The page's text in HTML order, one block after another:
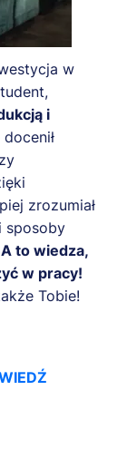
w
i
zrozumiał
sposoby
to wiedza,
w pracy!
Tobie!